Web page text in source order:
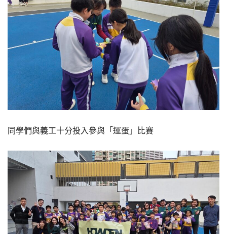
同學們與義工十分投入參與「運蛋」比賽